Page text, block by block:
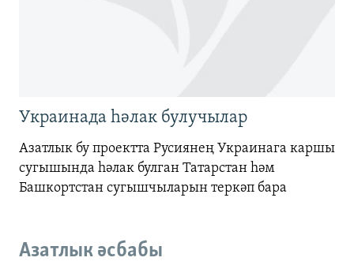
Украинада һәлак булучылар
Азатлык бу проектта Русиянең Украинага каршы
сугышында һәлак булган Татарстан һәм
Башкортстан сугышчыларын теркәп бара
Азатлык әсбабы